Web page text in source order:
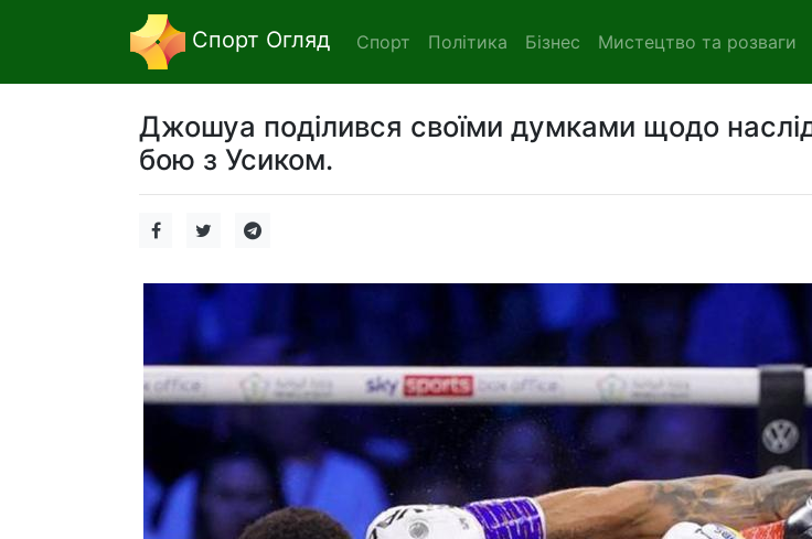
Спорт Огляд Спорт Політика Бізнес Мистецтво та розваги
Джошуа поділився своїми думками щодо
бою з Усиком.